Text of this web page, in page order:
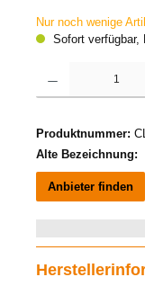
Nur noch wenige
Sofort verfügbar,
Produkt Anzahl: Gib den
Produktnummer:
Alte Bezeichnung:
Anbieter finden